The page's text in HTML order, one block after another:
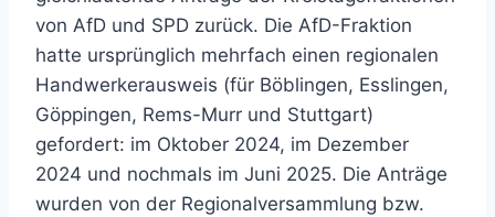
von AfD und SPD zurück. Die AfD-Fraktion
hatte ursprünglich mehrfach einen regionalen
Handwerkerausweis (für Böblingen, Esslingen,
Göppingen, Rems-Murr und Stuttgart)
gefordert: im Oktober 2024, im Dezember
2024 und nochmals im Juni 2025. Die Anträge
wurden von der Regionalversammlung bzw.